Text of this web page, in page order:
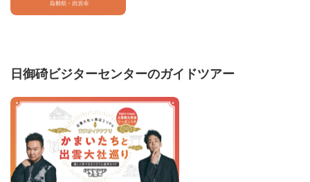
日御碕ビジターセンターのガイドツアー